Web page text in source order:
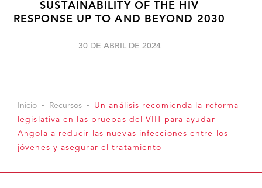
SUSTAINABILITY OF THE HIV
RESPONSE UP TO AND BEYOND 2030
30 DE ABRIL DE 2024
Inicio Recursos
Un análisis recomienda la reforma
legislativa en las pruebas del VIH para ayudar
Angola a reducir las nuevas infecciones entre los
jóvenes y asegurar el tratamiento